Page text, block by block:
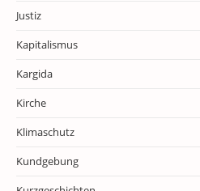
Justiz
Kapitalismus
Kargida
Kirche
Klimaschutz
Kundgebung